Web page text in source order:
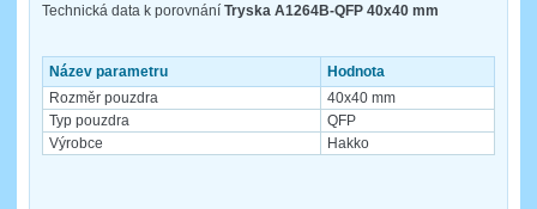
Technická data k porovnání Tryska A1264B-QFP 40x40 mm
Název parametru
Hodnota
Rozměr pouzdra
40x40 mm
Typ pouzdra
QFP
Výrobce
Hakko